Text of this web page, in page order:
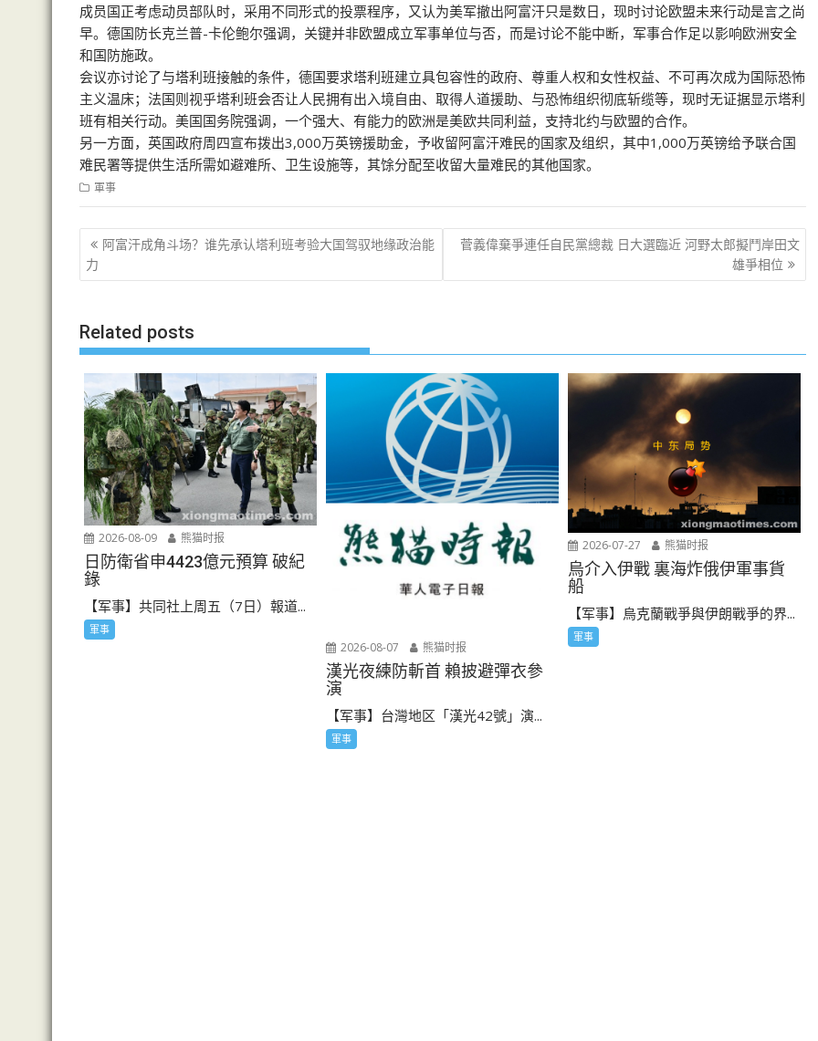
成员国正考虑动员部队时，采用不同形式的投票程序，又认为美军撤出阿富汗只是数日，现时讨论欧盟未来行动是言之尚
早。德国防长克兰普-卡伦鲍尔强调，关键并非欧盟成立军事单位与否，而是讨论不能中断，军事合作足以影响欧洲安全
和国防施政。
会议亦讨论了与塔利班接触的条件，德国要求塔利班建立具包容性的政府、尊重人权和女性权益、不可再次成为国际恐怖
主义温床；法国则视乎塔利班会否让人民拥有出入境自由、取得人道援助、与恐怖组织彻底斩缆等，现时无证据显示塔利
班有相关行动。美国国务院强调，一个强大、有能力的欧洲是美欧共同利益，支持北约与欧盟的合作。
另一方面，英国政府周四宣布拨出3,000万英镑援助金，予收留阿富汗难民的国家及组织，其中1,000万英镑给予联合国
难民署等提供生活所需如避难所、卫生设施等，其馀分配至收留大量难民的其他国家。
軍事
文
章
阿富汗成角斗场？谁先承认塔利班考验大国驾驭地缘政治能
力
菅義偉棄爭連任自民黨總裁 日大選臨近 河野太郎擬鬥岸田文
雄爭相位
Related posts
2026-08-09 熊猫时报
日防衛省申4423億元預算 破紀
錄
【军事】共同社上周五（7日）報道...
軍事
2026-08-07 熊猫时报
漢光夜練防斬首 賴披避彈衣參
演
【军事】台灣地区「漢光42號」演...
軍事
2026-07-27 熊猫时报
烏介入伊戰 裏海炸俄伊軍事貨
船
【军事】烏克蘭戰爭與伊朗戰爭的界...
軍事